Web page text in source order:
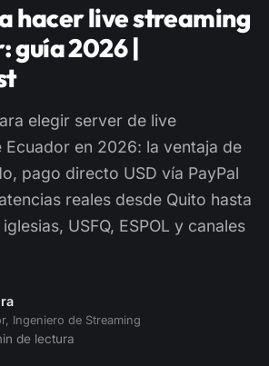
hacer live streaming
guía 2026 |
elegir server de live
Ecuador en 2026: la ventaja de
pago directo USD vía PayPal
reales desde Quito hasta
USFQ, ESPOL y canales
Ingeniero de Streaming
de lectura